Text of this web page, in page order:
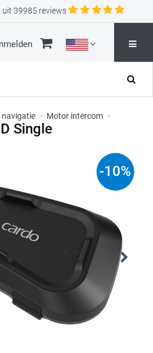
uit 39985 reviews
navigatie > Motor intercom >
Single
-10%